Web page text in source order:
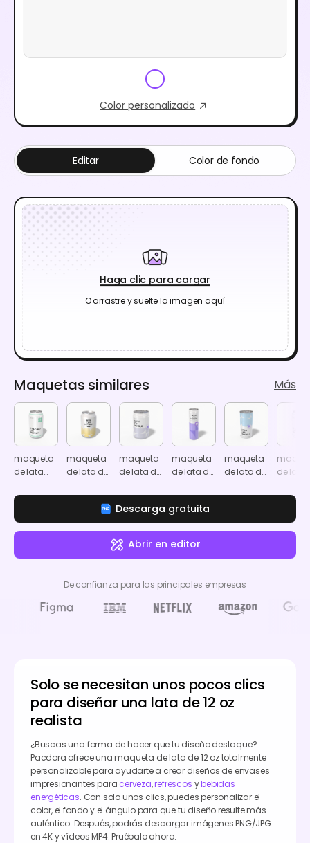
Color personalizado
Haga clic para cargar
O arrastre y suelte la imagen aquí
Editar Color de fondo
Maquetas similares Más
maqueta
de lata
de 12 oz
maqueta
de lata de
de 300 ml
maqueta
de lata de
de 300 ml
maqueta
de lata de
de 318 ml
maqueta
de lata de
de 330 ml
de lata
de 12 oz
Descarga gratuita
Abrir en editor
De confianza para las principales empresas
Solo se necesitan unos pocos clics
para diseñar una lata de 12 oz
realista
¿Buscas una forma de hacer que tu diseño destaque?
Pacdora ofrece una maqueta de lata de 12 oz totalmente
personalizable para ayudarte a crear diseños de envases
impresionantes para cerveza,refrescos ybebidas
energéticas. Con solo unos clics, puedes personalizar el
color, el fondo y el ángulo para que tu diseño resulte más
auténtico. Después, podrás descargar imágenes PNG/JPG
en 4K y vídeos MP4. Pruébalo ahora.